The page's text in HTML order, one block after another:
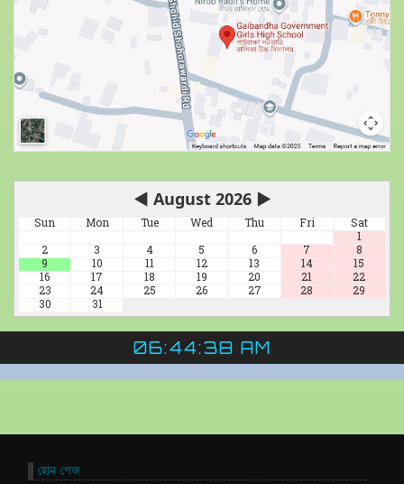
◀ August 2026 ▶
Sun Mon Tue Wed Thu Fri
Sat
1
2
3 4 5 6 7
8
9
10 11 12 13 14
15
16
17 18 19 20 21
22
23
24 25 26 27 28
29
30
31
06:44:39 AM
হোম পেজ